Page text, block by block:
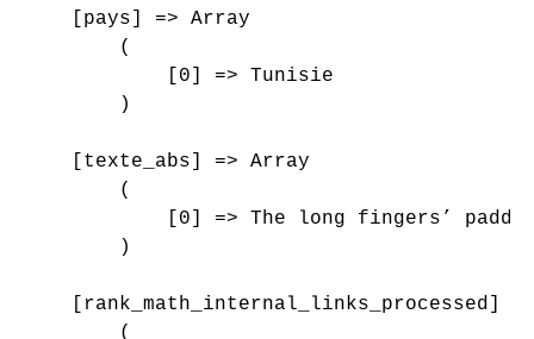
    [pays] => Array
        (
            [0] => Tunisie
        )
    [texte_abs] => Array
        (
[0] => The long fingers’
        )
[rank_math_internal_links_processed]
        (